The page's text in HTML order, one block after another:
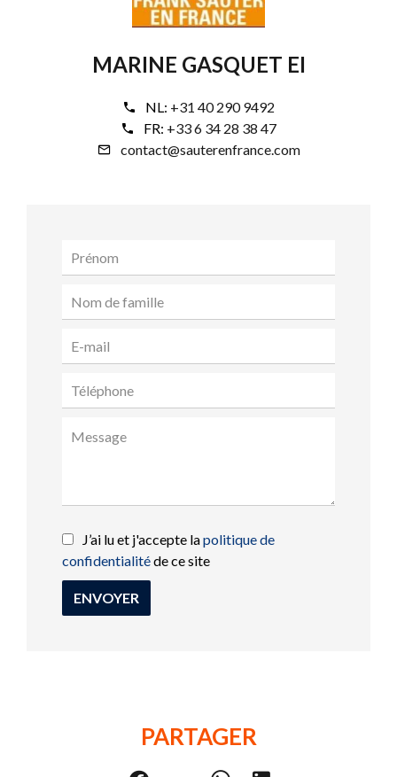
MARINE GASQUET EI
NL: +31 40 290 9492
FR: +33 6 34 28 38 47
contact@sauterenfrance.com
J’ai lu et j'accepte lapolitique de
confidentialitéde ce site
ENVOYER
PARTAGER